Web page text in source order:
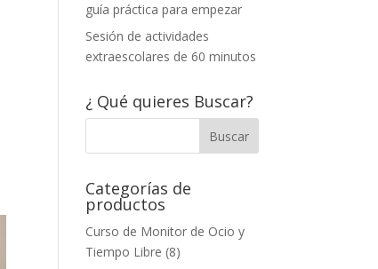
guía práctica para empezar
Sesión de actividades
extraescolares de 60 minutos
¿ Qué quieres Buscar?
Categorías de
productos
Curso de Monitor de Ocio y
Tiempo Libre (8)